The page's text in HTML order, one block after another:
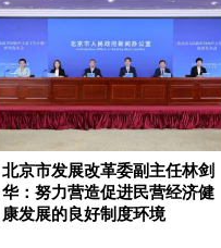
北京市发展改革委副主任林剑
华：努力营造促进民营经济健
康发展的良好制度环境